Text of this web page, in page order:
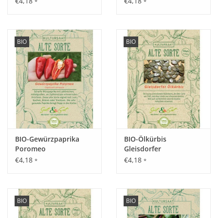
Aussaat:
Direkt im Freiland von April - Mai, Saatgut nur leicht mit Erde
bedecken.
Keimung:
Bei 10 - 18°C nach ca. 7 - 14 Tagen.
Kultur:
BIO
BIO-Gewürzpaprika
Poromeo
€4,18 *
BIO
BIO-Ölkürbis
Gleisdorfer
€4,18 *
BIO BIO